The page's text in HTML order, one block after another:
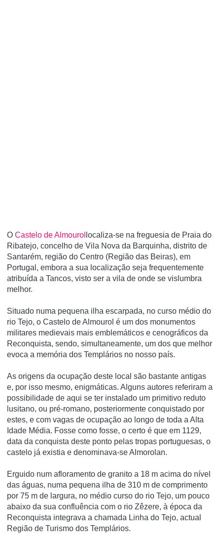
O Castelo de Almourol localiza-se na freguesia de Praia do
Ribatejo, concelho de Vila Nova da Barquinha, distrito de
Santarém, região do Centro (Região das Beiras), em
Portugal, embora a sua localização seja frequentemente
atribuí­da a Tancos, visto ser a vila de onde se vislumbra
melhor.
Situado numa pequena ilha escarpada, no curso médio do
rio Tejo, o Castelo de Almourol é um dos monumentos
militares medievais mais emblemáticos e cenográficos da
Reconquista, sendo, simultaneamente, um dos que melhor
evoca a memória dos Templários no nosso país.
As origens da ocupação deste local são bastante antigas
e, por isso mesmo, enigmáticas. Alguns autores referiram a
possibilidade de aqui se ter instalado um primitivo reduto
lusitano, ou pré-romano, posteriormente conquistado por
estes, e com vagas de ocupação ao longo de toda a Alta
Idade Média. Fosse como fosse, o certo é que em 1129,
data da conquista deste ponto pelas tropas portuguesas, o
castelo já existia e denominava-se Almorolan.
Erguido num afloramento de granito a 18 m acima do ní­vel
das águas, numa pequena ilha de 310 m de comprimento
por 75 m de largura, no médio curso do rio Tejo, um pouco
abaixo da sua confluência com o rio Zêzere, à época da
Reconquista integrava a chamada Linha do Tejo, actual
Região de Turismo dos Templários.